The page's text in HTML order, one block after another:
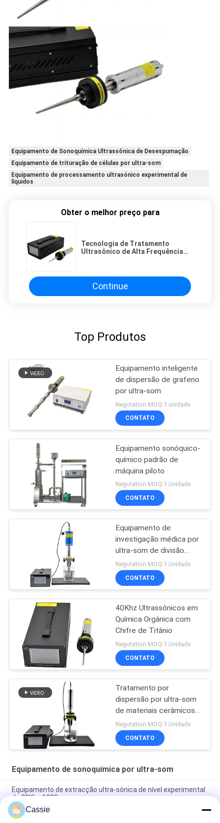
Equipamento de Sonoquímica Ultrassônica de Desespumação
Equipamento de trituração de células por ultra-som
Equipamento de processamento ultrasónico experimental de
líquidos
Obter o melhor preço para
Tecnologia de Tratamento
Ultrasônico de Alta Frequência
Continue
Top Produtos
Equipamento inteligente
de dispersão de grafeno
por ultra-som
Negotation MOQ:1 unidade
CONTATO
Equipamento sonóquico-
químico padrão de
máquina piloto
Negotation MOQ:1 Unidade
CONTATO
Equipamento de
investigação médica por
ultra-som de divisão
celular biológica
Negotation MOQ:1 Unidade
CONTATO
40Khz Ultrassônicos em
Química Orgânica com
Chifre de Titânio
Negotation MOQ:1 Unidade
CONTATO
Tratamento por
dispersão por ultra-som
de materiais cerâmicos
em pó
Negotation MOQ:1 Unidade
CONTATO
Equipamento de sonoquímica por ultra-som
Equipamento de extracção ultra-sônica de nível experimental
de 20Khz 1200w
Dispositivo de dispersão de laboratório de triturador de
Cassie